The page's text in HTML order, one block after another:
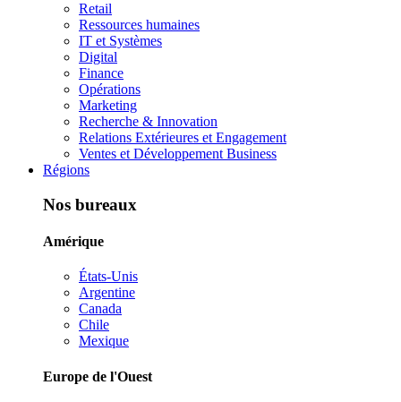
Retail
Ressources humaines
IT et Systèmes
Digital
Finance
Opérations
Marketing
Recherche & Innovation
Relations Extérieures et Engagement
Ventes et Développement Business
Régions
Nos bureaux
Amérique
États-Unis
Argentine
Canada
Chile
Mexique
Europe de l'Ouest